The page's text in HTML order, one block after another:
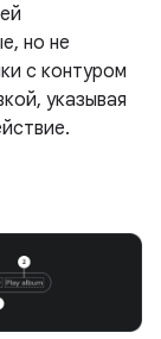
но не
с контуром
указывая